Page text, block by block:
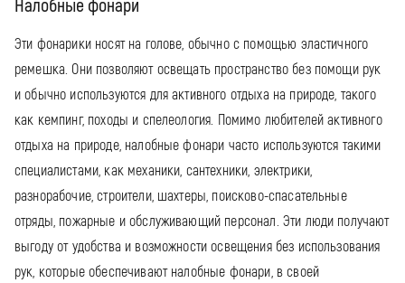
Налобные фонари
Эти фонарики носят на голове, обычно с помощью эластичного
ремешка. Они позволяют освещать пространство без помощи рук
и обычно используются для активного отдыха на природе, такого
как кемпинг, походы и спелеология. Помимо любителей активного
отдыха на природе, налобные фонари часто используются такими
специалистами, как механики, сантехники, электрики,
разнорабочие, строители, шахтеры, поисково-спасательные
отряды, пожарные и обслуживающий персонал. Эти люди получают
выгоду от удобства и возможности освещения без использования
рук, которые обеспечивают налобные фонари, в своей